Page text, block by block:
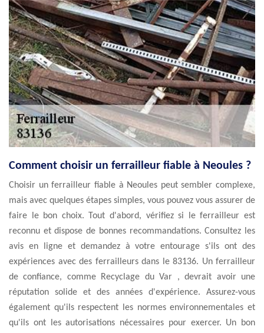
Comment choisir un ferrailleur fiable à Neoules ?
Choisir un ferrailleur fiable à Neoules peut sembler complexe,
mais avec quelques étapes simples, vous pouvez vous assurer de
faire le bon choix. Tout d'abord, vérifiez si le ferrailleur est
reconnu et dispose de bonnes recommandations. Consultez les
avis en ligne et demandez à votre entourage s'ils ont des
expériences avec des ferrailleurs dans le 83136. Un ferrailleur
de confiance, comme Recyclage du Var , devrait avoir une
réputation solide et des années d'expérience. Assurez-vous
également qu'ils respectent les normes environnementales et
qu'ils ont les autorisations nécessaires pour exercer. Un bon